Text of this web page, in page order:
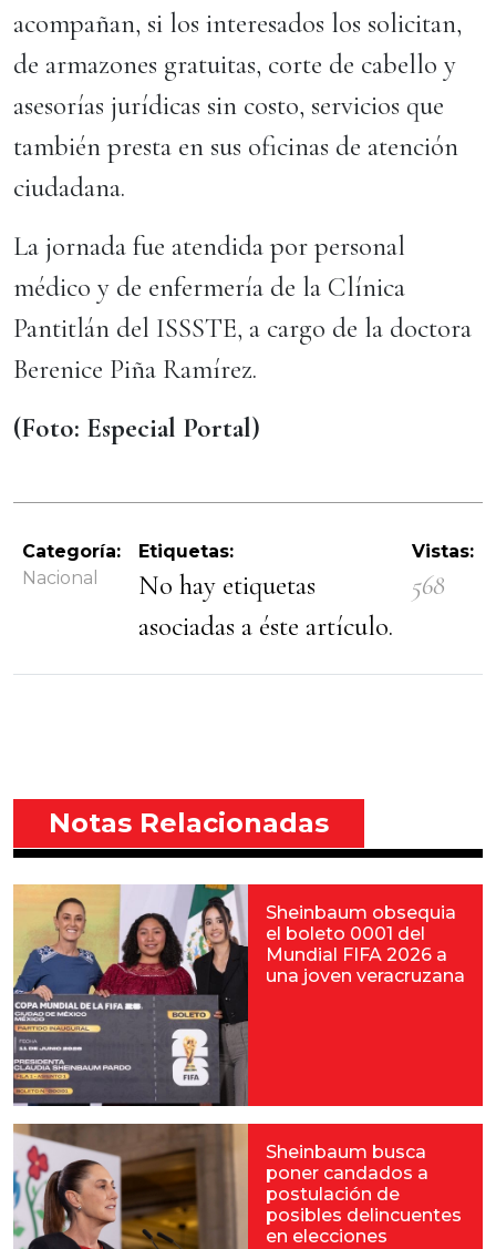
acompañan, si los interesados los solicitan,
de armazones gratuitas, corte de cabello y
asesorías jurídicas sin costo, servicios que
también presta en sus oficinas de atención
ciudadana.
La jornada fue atendida por personal
médico y de enfermería de la Clínica
Pantitlán del ISSSTE, a cargo de la doctora
Berenice Piña Ramírez.
(Foto: Especial Portal)
Categoría:
Nacional
Etiquetas:
No hay etiquetas
asociadas a éste artículo.
Vistas:
568
Notas Relacionadas
Sheinbaum obsequia
el boleto 0001 del
Mundial FIFA 2026 a
una joven veracruzana
Sheinbaum busca
poner candados a
postulación de
posibles delincuentes
en elecciones